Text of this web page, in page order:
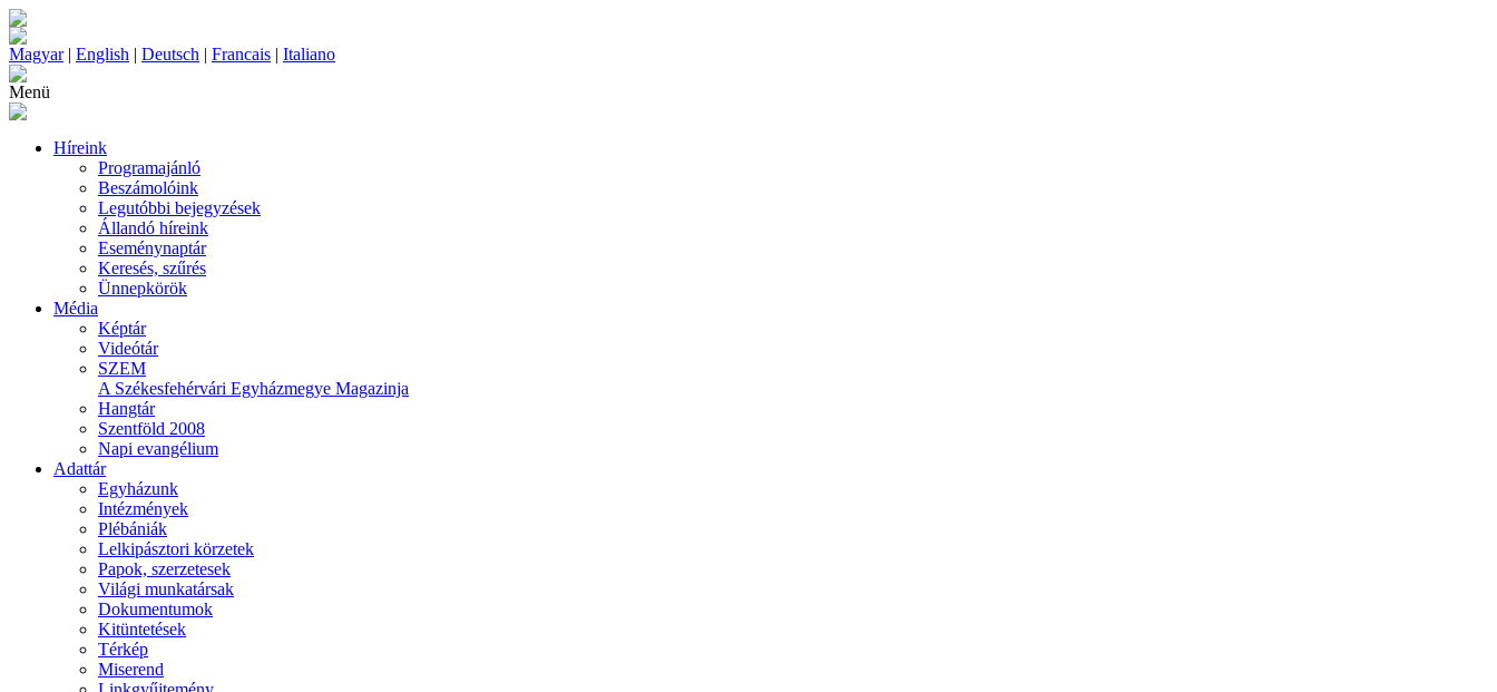
Magyar| English | Deutsch | Francais | Italiano
Menü
Híreink
Programajánló
Beszámolóink
Legutóbbi bejegyzések
Állandó híreink
Eseménynaptár
Keresés, szűrés
Ünnepkörök
Média
Képtár
Videótár
SZEM
A Székesfehérvári Egyházmegye Magazinja
Hangtár
Szentföld 2008
Napi evangélium
Adattár
Egyházunk
Intézmények
Plébániák
Lelkipásztori körzetek
Papok, szerzetesek
Világi munkatársak
Dokumentumok
Kitüntetések
Térkép
Miserend